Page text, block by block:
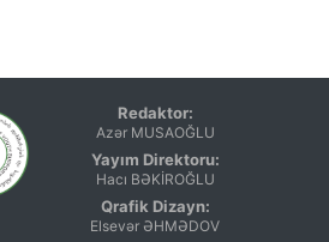
Redaktor:
Azər MUSAOĞLU
Yayım Direktoru:
Hacı BƏKİROĞLU
Qrafik Dizayn:
Elsevər ƏHMƏDOV